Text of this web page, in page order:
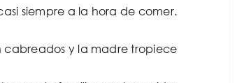
siempre a la hora de comer.
cabreados y la madre tropiece